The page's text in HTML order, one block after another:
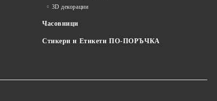
3D декорации
Часовници
Стикери и Етикети ПО-ПОРЪЧКА